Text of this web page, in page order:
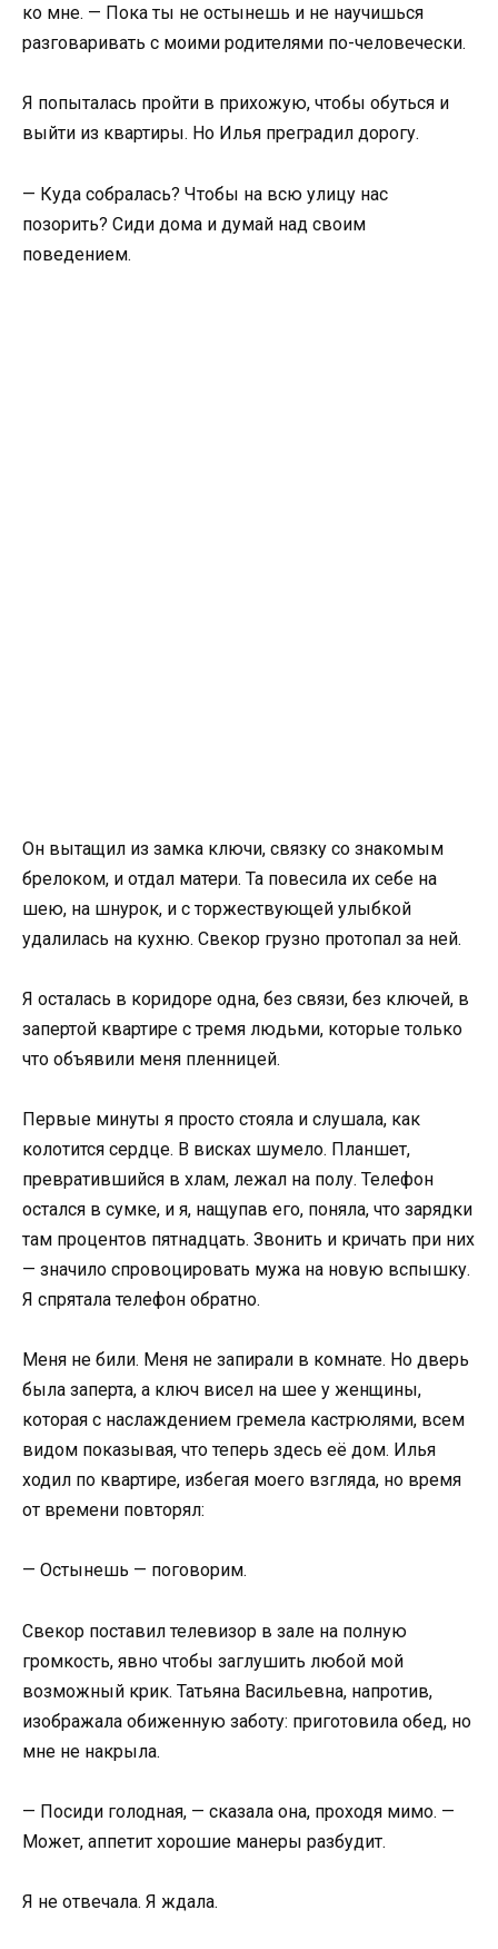
ко мне. — Пока ты не остынешь и не научишься
разговаривать с моими родителями по-человечески.
Я попыталась пройти в прихожую, чтобы обуться и
выйти из квартиры. Но Илья преградил дорогу.
— Куда собралась? Чтобы на всю улицу нас
позорить? Сиди дома и думай над своим
поведением.
Он вытащил из замка ключи, связку со знакомым
брелоком, и отдал матери. Та повесила их себе на
шею, на шнурок, и с торжествующей улыбкой
удалилась на кухню. Свекор грузно протопал за ней.
Я осталась в коридоре одна, без связи, без ключей, в
запертой квартире с тремя людьми, которые только
что объявили меня пленницей.
Первые минуты я просто стояла и слушала, как
колотится сердце. В висках шумело. Планшет,
превратившийся в хлам, лежал на полу. Телефон
остался в сумке, и я, нащупав его, поняла, что зарядки
там процентов пятнадцать. Звонить и кричать при них
— значило спровоцировать мужа на новую вспышку.
Я спрятала телефон обратно.
Меня не били. Меня не запирали в комнате. Но дверь
была заперта, а ключ висел на шее у женщины,
которая с наслаждением гремела кастрюлями, всем
видом показывая, что теперь здесь её дом. Илья
ходил по квартире, избегая моего взгляда, но время
от времени повторял:
— Остынешь — поговорим.
Свекор поставил телевизор в зале на полную
громкость, явно чтобы заглушить любой мой
возможный крик. Татьяна Васильевна, напротив,
изображала обиженную заботу: приготовила обед, но
мне не накрыла.
— Посиди голодная, — сказала она, проходя мимо. —
Может, аппетит хорошие манеры разбудит.
Я не отвечала. Я ждала.